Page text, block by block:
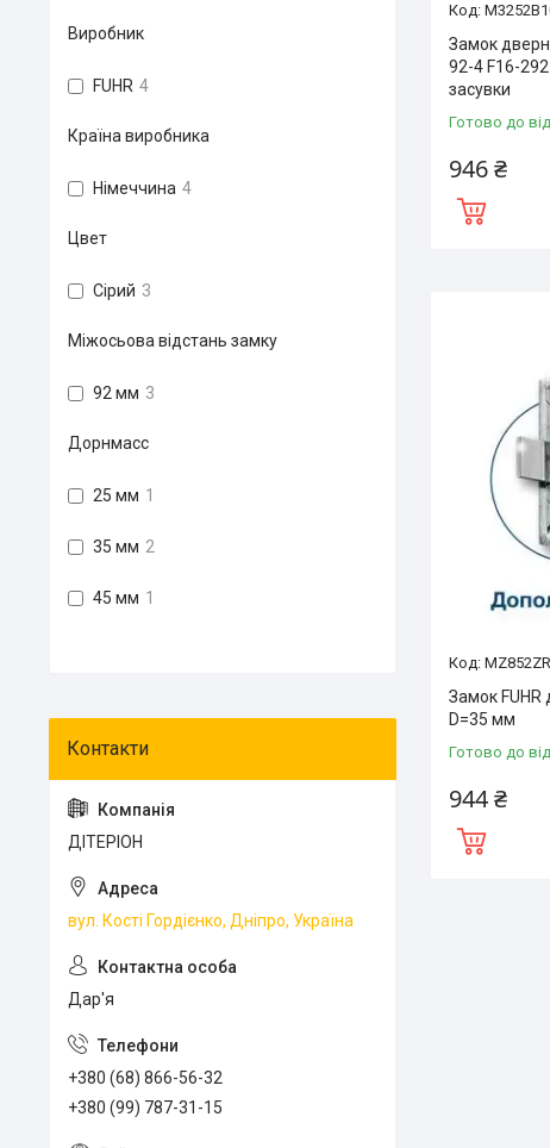
Замок
92-4 F16-292
засувки
Готово до
946 ₴
Замок FUHR
D=35 мм
Готово до
944 ₴
Виробник
FUHR 4
Країна виробника
Німеччина 4
Цвет
Сірий 3
Міжосьова відстань замку
92 мм 3
Дорнмасс
25 мм 1
35 мм 2
45 мм 1
ДІТЕРІОН
вул. Кості Гордієнко, Дніпро, Україна
Дар'я
+380 (68) 866-56-32
+380 (99) 787-31-15